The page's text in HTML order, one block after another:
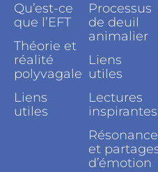
Qu’est-ce
que l’EFT
Théorie et
réalité
polyvagale
Liens
utiles
Processus
de deuil
animalier
Liens
utiles
Lectures
inspirantes
et
d’émotion